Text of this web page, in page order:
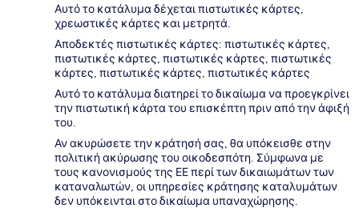
Αυτό το κατάλυμα δέχεται πιστωτικές κάρτες,
χρεωστικές κάρτες και μετρητά.
Αποδεκτές πιστωτικές κάρτες: πιστωτικές κάρτες,
πιστωτικές κάρτες, πιστωτικές κάρτες, πιστωτικές
κάρτες, πιστωτικές κάρτες, πιστωτικές κάρτες
Αυτό το κατάλυμα διατηρεί το δικαίωμα να προεγκρίνει
την πιστωτική κάρτα του επισκέπτη πριν από την άφιξή
του.
Αν ακυρώσετε την κράτησή σας, θα υπόκεισθε στην
πολιτική ακύρωσης του οικοδεσπότη. Σύμφωνα με
τους κανονισμούς της ΕΕ περί των δικαιωμάτων των
καταναλωτών, οι υπηρεσίες κράτησης καταλυμάτων
δεν υπόκεινται στο δικαίωμα υπαναχώρησης.